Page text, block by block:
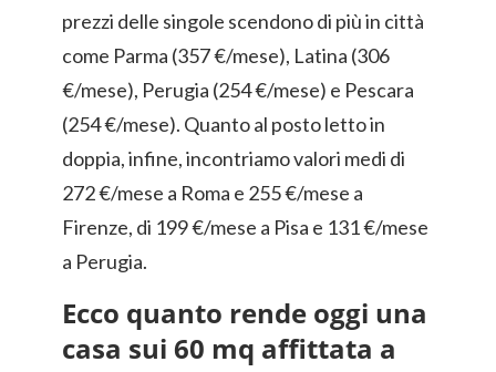
prezzi delle singole scendono di più in città
come Parma (357 €/mese), Latina (306
€/mese), Perugia (254 €/mese) e Pescara
(254 €/mese). Quanto al posto letto in
doppia, infine, incontriamo valori medi di
272 €/mese a Roma e 255 €/mese a
Firenze, di 199 €/mese a Pisa e 131 €/mese
a Perugia.
Ecco quanto rende oggi una
casa sui 60 mq affittata a